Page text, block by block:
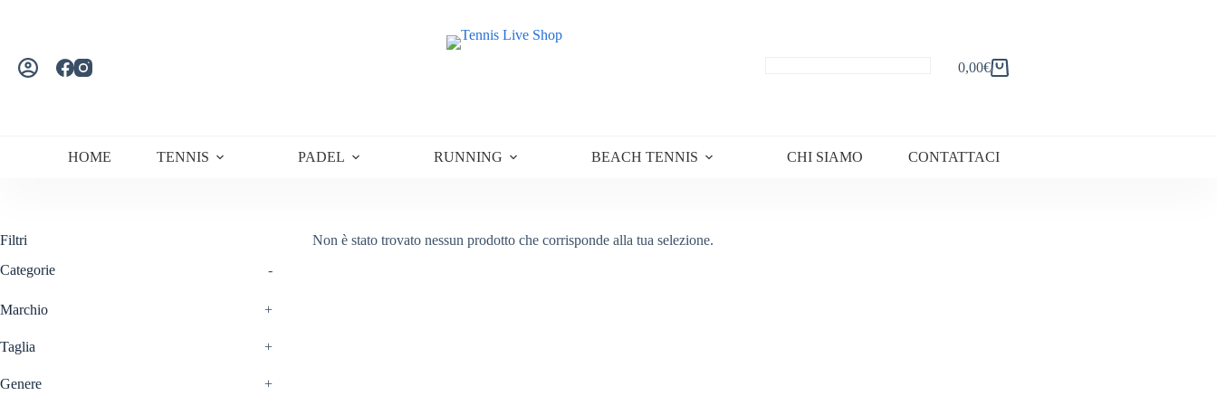
Carrello
0,00€
HOME TENNIS PADEL RUNNING BEACH TENNIS CHI SIAMO CONTATTACI
Non è stato trovato nessun prodotto che corrisponde alla tua selezione.
Filtri
Categorie
-
Marchio +
Taglia +
Genere +